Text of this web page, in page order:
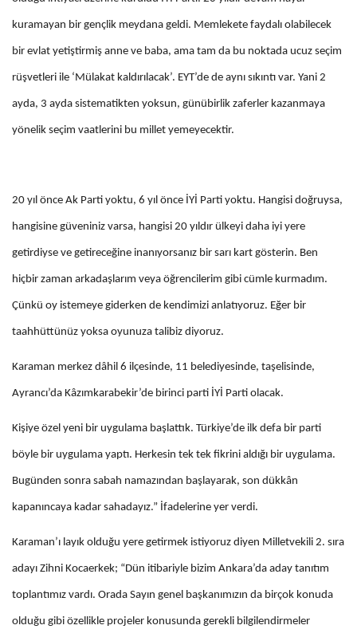
kuramayan bir gençlik meydana geldi. Memlekete faydalı olabilecek
bir evlat yetiştirmiş anne ve baba, ama tam da bu noktada ucuz seçim
rüşvetleri ile ‘Mülakat kaldırılacak’. EYT’de de aynı sıkıntı var. Yani 2
ayda, 3 ayda sistematikten yoksun, günübirlik zaferler kazanmaya
yönelik seçim vaatlerini bu millet yemeyecektir.
20 yıl önce Ak Parti yoktu, 6 yıl önce İYİ Parti yoktu. Hangisi doğruysa,
hangisine güveniniz varsa, hangisi 20 yıldır ülkeyi daha iyi yere
getirdiyse ve getireceğine inanıyorsanız bir sarı kart gösterin. Ben
hiçbir zaman arkadaşlarım veya öğrencilerim gibi cümle kurmadım.
Çünkü oy istemeye giderken de kendimizi anlatıyoruz. Eğer bir
taahhüttünüz yoksa oyunuza talibiz diyoruz.
Karaman merkez dâhil 6 ilçesinde, 11 belediyesinde, taşelisinde,
Ayrancı’da Kâzımkarabekir’de birinci parti İYİ Parti olacak.
Kişiye özel yeni bir uygulama başlattık. Türkiye’de ilk defa bir parti
böyle bir uygulama yaptı. Herkesin tek tek fikrini aldığı bir uygulama.
Bugünden sonra sabah namazından başlayarak, son dükkân
kapanıncaya kadar sahadayız.” İfadelerine yer verdi.
Karaman’ı layık olduğu yere getirmek istiyoruz diyen Milletvekili 2. sıra
adayı Zihni Kocaerkek; “Dün itibariyle bizim Ankara’da aday tanıtım
toplantımız vardı. Orada Sayın genel başkanımızın da birçok konuda
olduğu gibi özellikle projeler konusunda gerekli bilgilendirmeler